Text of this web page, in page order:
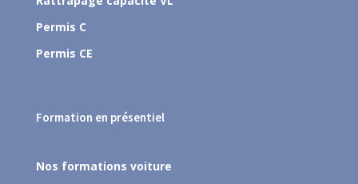
Permis C
Permis CE
Formation en présentiel
Nos formations voiture